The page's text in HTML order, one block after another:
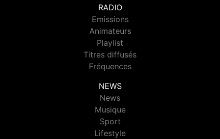
RADIO
Emissions
Animateurs
Playlist
Titres diffusés
Fréquences
NEWS
News
Musique
Sport
Lifestyle